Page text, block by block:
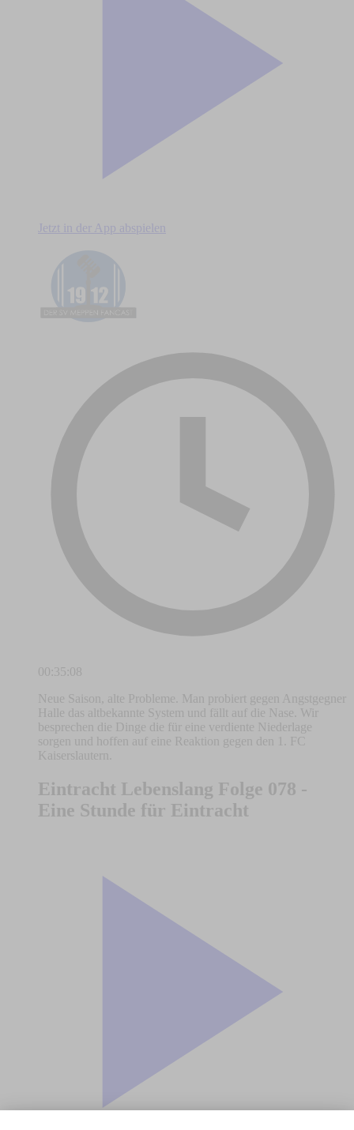
Jetzt in der App abspielen
00:35:08
Neue Saison, alte Probleme. Man probiert gegen Angstgegner
Halle das altbekannte System und fällt auf die Nase. Wir
besprechen die Dinge die für eine verdiente Niederlage
sorgen und hoffen auf eine Reaktion gegen den 1. FC
Kaiserslautern.
Eintracht Lebenslang Folge 078 -
Eine Stunde für Eintracht